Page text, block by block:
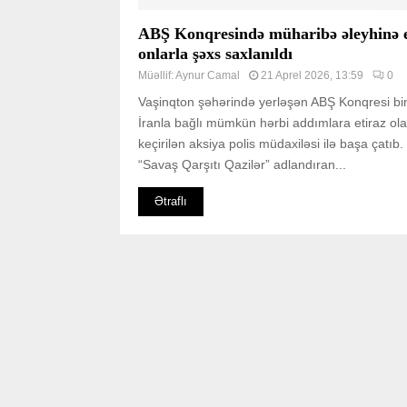
ABŞ Konqresində müharibə əleyhinə
onlarla şəxs saxlanıldı
Müəllif:Aynur Camal 21 Aprel 2026, 13:59 0
Vaşinqton şəhərində yerləşən ABŞ Konqresi
İranla bağlı mümkün hərbi addımlara etiraz
keçirilən aksiya polis müdaxiləsi ilə başa
“Savaş Qarşıtı Qazilər” adlandıran...
Ətraflı